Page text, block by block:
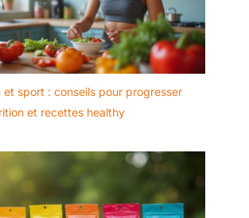
et sport : conseils pour progresser
et recettes healthy